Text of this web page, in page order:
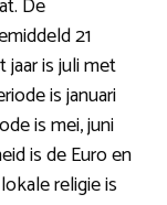
21
jaar is juli met
is januari
is mei, juni
is de Euro en
religie is